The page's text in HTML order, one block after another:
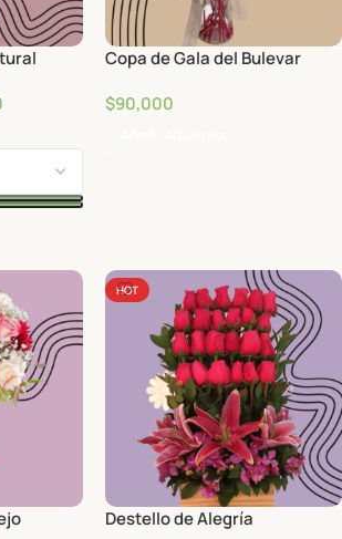
Copa de Gala del Bulevar
$90,000
HOT
Destello de Alegría